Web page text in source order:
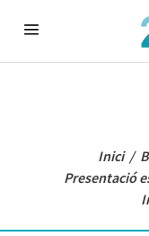
Inici/
Presentació